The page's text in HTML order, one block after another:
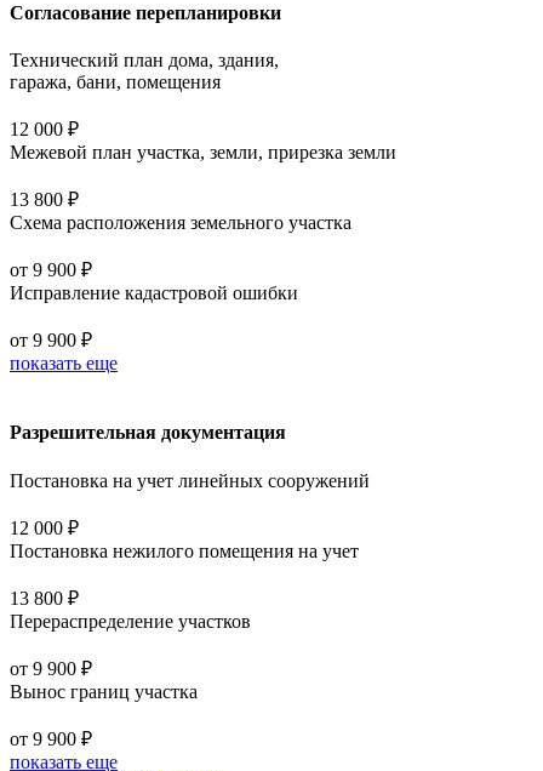
Согласование перепланировки
Технический план дома, здания,
гаража, бани, помещения
12 000 ₽
Межевой план участка, земли, прирезка земли
13 800 ₽
Схема расположения земельного участка
от 9 900 ₽
Исправление кадастровой ошибки
от 9 900 ₽
показать еще
Разрешительная документация
Постановка на учет линейных сооружений
12 000 ₽
Постановка нежилого помещения на учет
13 800 ₽
Перераспределение участков
от 9 900 ₽
Вынос границ участка
от 9 900 ₽
показать еще